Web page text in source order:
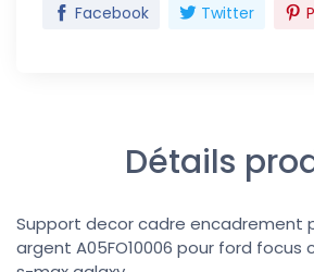
Facebook Twitter
Détails
Support decor cadre encadrement
argent A05FO10006 pour ford focus